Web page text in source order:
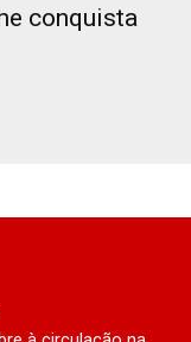
conquista